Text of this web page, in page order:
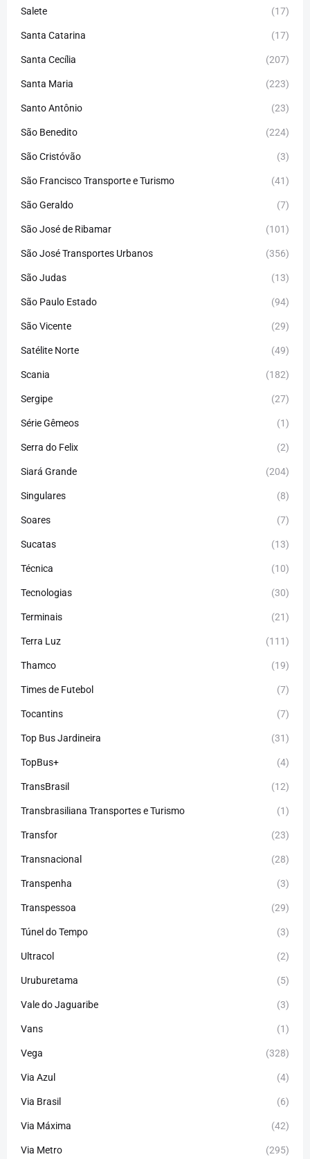
Salete (17)
Santa Catarina (17)
Santa Cecília (207)
Santa Maria (223)
Santo Antônio (23)
São Benedito (224)
São Cristóvão (3)
São Francisco Transporte e Turismo (41)
São Geraldo (7)
São José de Ribamar (101)
São José Transportes Urbanos (356)
São Judas (13)
São Paulo Estado (94)
São Vicente (29)
Satélite Norte (49)
Scania (182)
Sergipe (27)
Série Gêmeos (1)
Serra do Felix (2)
Siará Grande (204)
Singulares (8)
Soares (7)
Sucatas (13)
Técnica (10)
Tecnologias (30)
Terminais (21)
Terra Luz (111)
Thamco (19)
Times de Futebol (7)
Tocantins (7)
Top Bus Jardineira (31)
TopBus+ (4)
TransBrasil (12)
Transbrasiliana Transportes e Turismo (1)
Transfor (23)
Transnacional (28)
Transpenha (3)
Transpessoa (29)
Túnel do Tempo (3)
Ultracol (2)
Uruburetama (5)
Vale do Jaguaribe (3)
Vans (1)
Vega (328)
Via Azul (4)
Via Brasil (6)
Via Máxima (42)
Via Metro (295)